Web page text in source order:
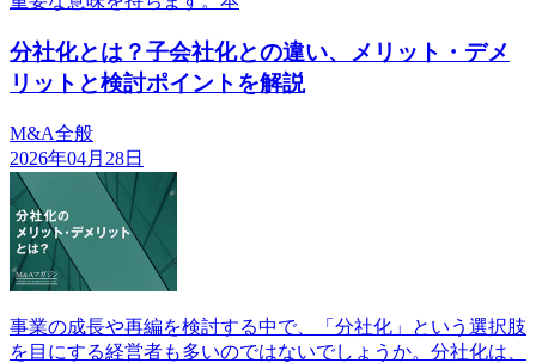
分社化とは？子会社化との違い、メリット・デメ
リットと検討ポイントを解説
M&A全般
2026年04月28日
事業の成長や再編を検討する中で、「分社化」という選択肢
を目にする経営者も多いのではないでしょうか。分社化は、